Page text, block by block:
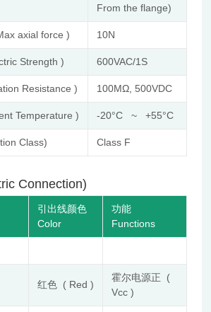
From the flange)
axial force ) 10N
Strength ) 600VAC/1S
Resistance ) 100MΩ, 500VDC
Temperature ) -20°C ~ +55°C
Class) Class F
Connection)
引出线颜色
Color
功能
Functions
红色 ( Red )
霍尔电源正 (
Vcc )